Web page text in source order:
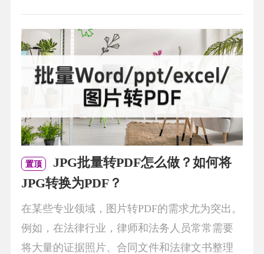
置顶
JPG批量转PDF怎么做？如何将
JPG转换为PDF？
在某些专业领域，图片转PDF的需求尤为突出。
例如，在法律行业，律师和法务人员常常需要
将大量的证据照片、合同文件和法律文书整理